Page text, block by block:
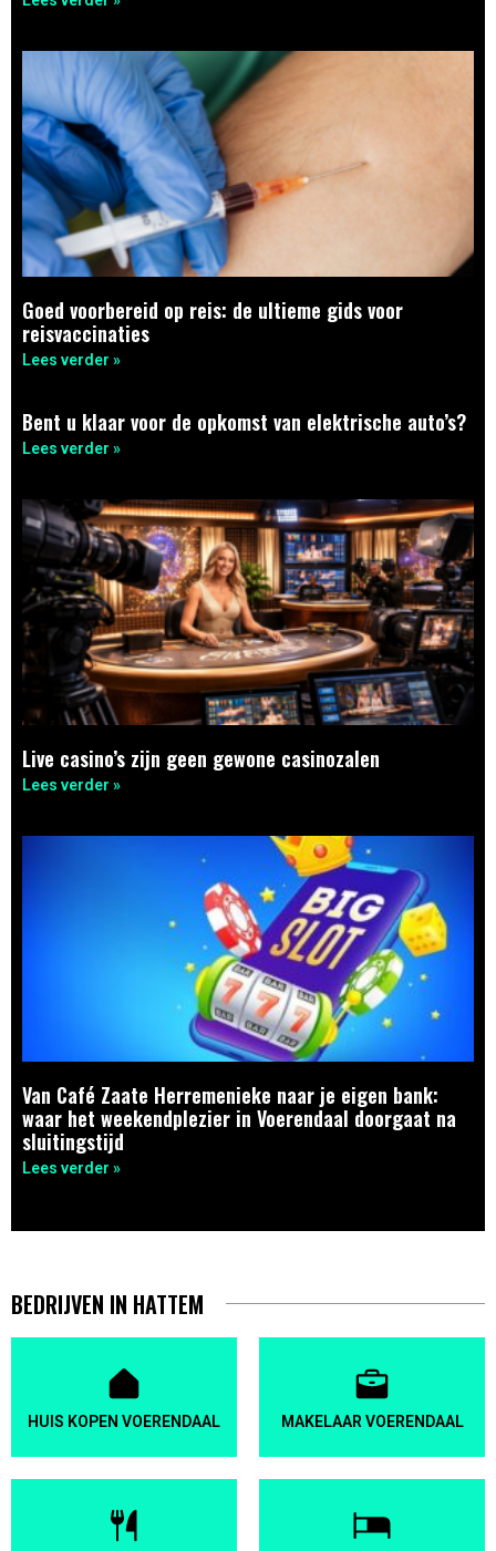
Goed voorbereid op reis: de ultieme gids voor
reisvaccinaties
Lees verder »
Bent u klaar voor de opkomst van elektrische auto’s?
Lees verder »
Live casino’s zijn geen gewone casinozalen
Lees verder »
Van Café Zaate Herremenieke naar je eigen bank:
waar het weekendplezier in Voerendaal doorgaat na
sluitingstijd
Lees verder »
BEDRIJVEN IN HATTEM
HUIS KOPEN VOERENDAAL MAKELAAR VOERENDAAL